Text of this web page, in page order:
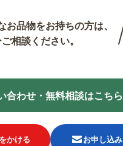
お品物をお持ちの方は、
相談ください。
合わせ・無料相談はこちら
かける お申し込み